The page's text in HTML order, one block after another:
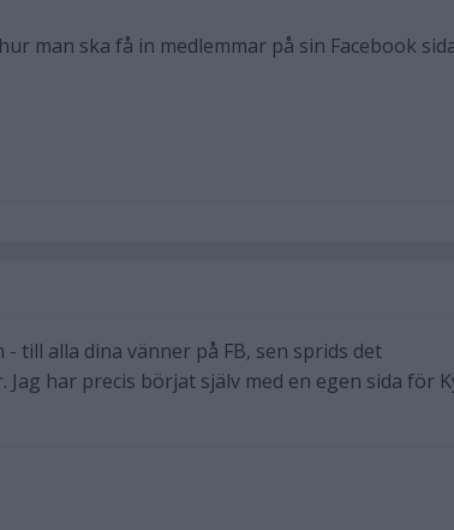
man ska få in medlemmar på sin Facebook
till alla dina vänner på FB, sen sprids det
har precis börjat själv med en egen sida för